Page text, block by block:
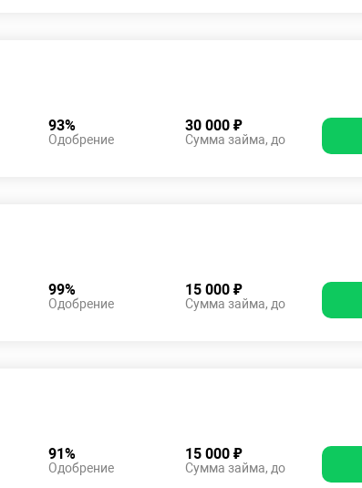
93%
Одобрение
30 000 ₽
Сумма займа, до
99%
Одобрение
15 000 ₽
Сумма займа, до
91%
Одобрение
15 000 ₽
Сумма займа, до